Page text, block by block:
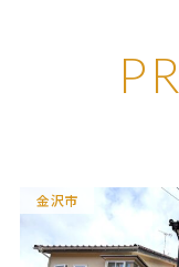
金沢市